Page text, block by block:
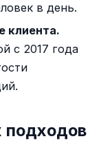
в день.
клиента.
с 2017 года
подходов